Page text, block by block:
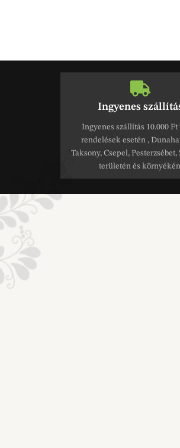
Ingyenes
Ingyenes szállítás 10.000
rendelések esetén ,
Taksony, Csepel, Pesterzsébet,
területén és